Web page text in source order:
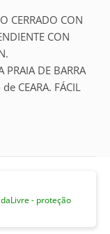
CERRADO CON
CON
PRAIA DE BARRA
CEARA. FÁCIL
- proteção